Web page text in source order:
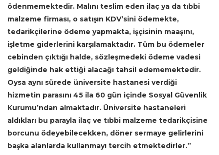
ödenmemektedir. Malını teslim eden ilaç ya da tıbbi
malzeme firması, o satışın KDV’sini ödemekte,
tedarikçilerine ödeme yapmakta, işçisinin maaşını,
işletme giderlerini karşılamaktadır. Tüm bu ödemeler
cebinden çıktığı halde, sözleşmedeki ödeme vadesi
geldiğinde hak ettiği alacağı tahsil edememektedir.
Oysa aynı sürede üniversite hastanesi verdiği
hizmetin parasını 45 ila 60 gün içinde Sosyal Güvenlik
Kurumu’ndan almaktadır. Üniversite hastaneleri
aldıkları bu parayla ilaç ve tıbbi malzeme tedarikçisine
borcunu ödeyebilecekken, döner sermaye gelirlerini
başka alanlarda kullanmayı tercih etmektedirler.”